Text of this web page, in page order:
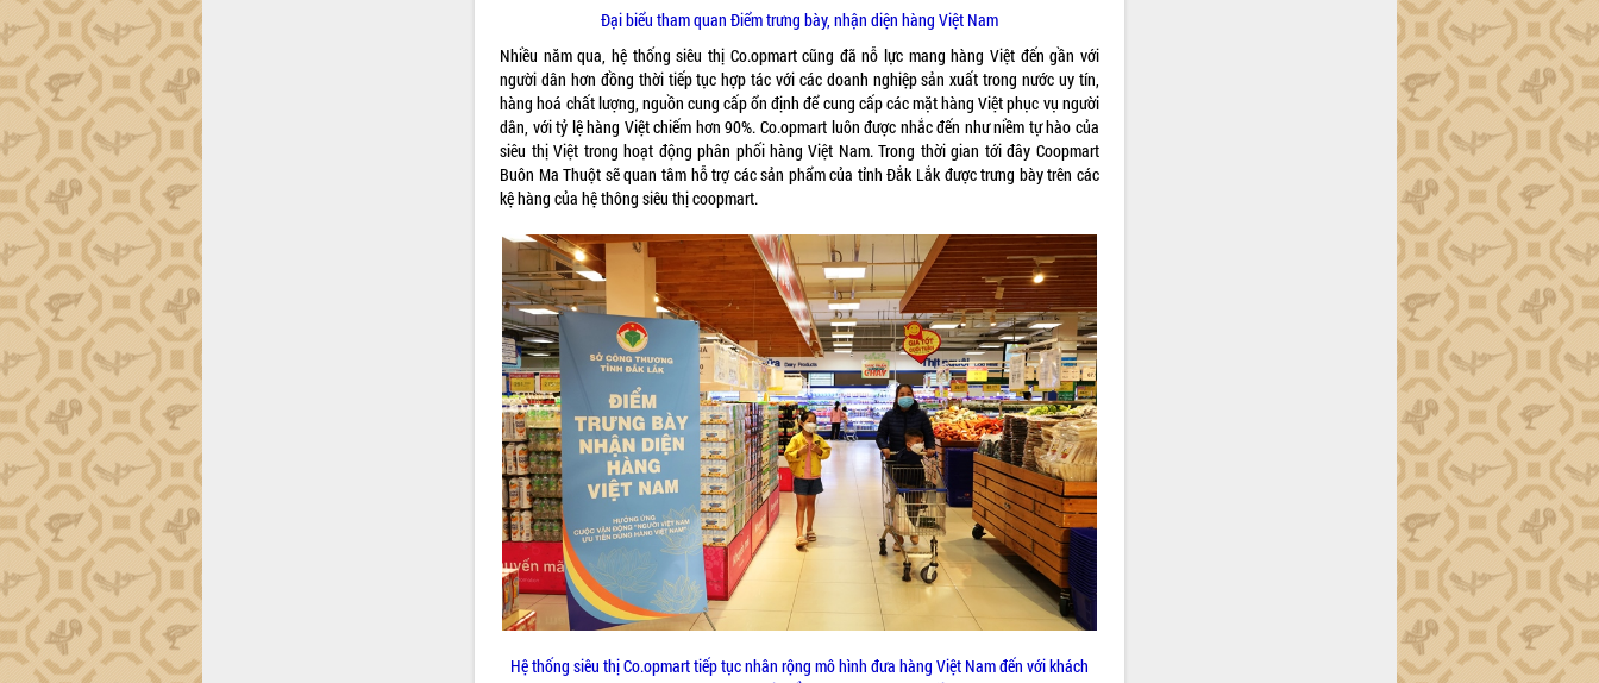
Đại biểu tham quan Điểm trưng bày, nhận diện hàng Việt Nam
Nhiều năm qua, hệ thống siêu thị Co.opmart cũng đã nỗ lực mang hàng Việt đến gần với
người dân hơn đồng thời tiếp tục hợp tác với các doanh nghiệp sản xuất trong nước uy tín,
hàng hoá chất lượng, nguồn cung cấp ổn định để cung cấp các mặt hàng Việt phục vụ người
dân, với tỷ lệ hàng Việt chiếm hơn 90%. Co.opmart luôn được nhắc đến như niềm tự hào của
siêu thị Việt trong hoạt động phân phối hàng Việt Nam. Trong thời gian tới đây Coopmart
Buôn Ma Thuột sẽ quan tâm hỗ trợ các sản phẩm của tỉnh Đắk Lắk được trưng bày trên các
kệ hàng của hệ thông siêu thị coopmart.
Hệ thống siêu thị Co.opmart tiếp tục nhân rộng mô hình đưa hàng Việt Nam đến với khách